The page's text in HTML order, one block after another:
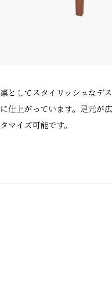
凛としてスタイリッシュなデ
に仕上がっています。足元が
タマイズ可能です。